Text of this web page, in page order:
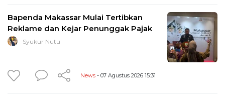
Bapenda Makassar Mulai Tertibkan
Reklame dan Kejar Penunggak Pajak
Syukur Nutu
News - 07 Agustus 2026 15:31